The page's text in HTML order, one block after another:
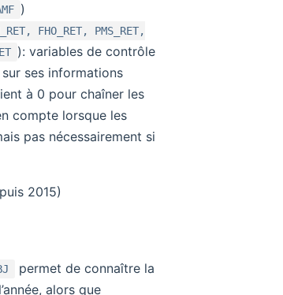
)
FHO_RET, PMS_RET,
): variables de contrôle
sur ses informations
à 0 pour chaîner les
compte lorsque les
pas nécessairement si
2015)
permet de connaître la
alors que